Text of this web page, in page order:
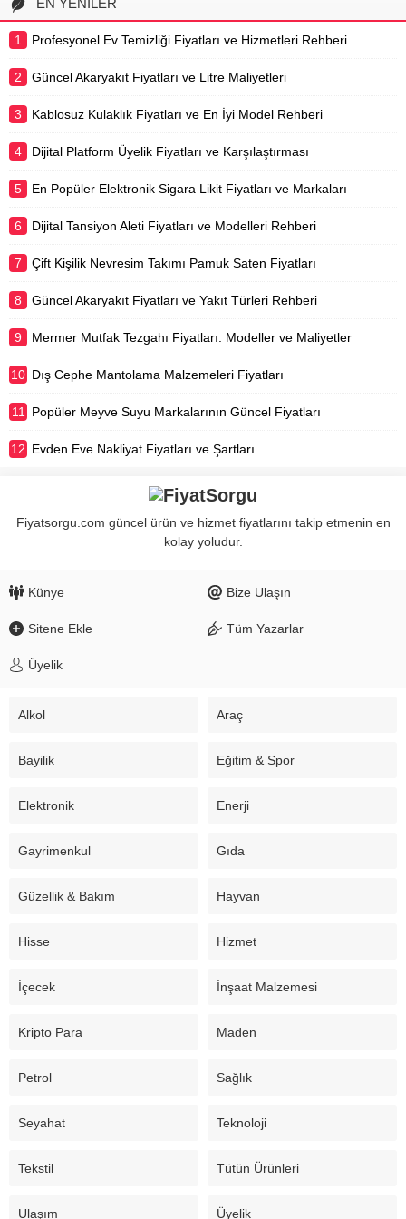
EN YENİLER
1 Profesyonel Ev Temizliği Fiyatları ve Hizmetleri Rehberi
2 Güncel Akaryakıt Fiyatları ve Litre Maliyetleri
3 Kablosuz Kulaklık Fiyatları ve En İyi Model Rehberi
4 Dijital Platform Üyelik Fiyatları ve Karşılaştırması
5 En Popüler Elektronik Sigara Likit Fiyatları ve Markaları
6 Dijital Tansiyon Aleti Fiyatları ve Modelleri Rehberi
7 Çift Kişilik Nevresim Takımı Pamuk Saten Fiyatları
8 Güncel Akaryakıt Fiyatları ve Yakıt Türleri Rehberi
9 Mermer Mutfak Tezgahı Fiyatları: Modeller ve Maliyetler
10 Dış Cephe Mantolama Malzemeleri Fiyatları
11 Popüler Meyve Suyu Markalarının Güncel Fiyatları
12 Evden Eve Nakliyat Fiyatları ve Şartları
Fiyatsorgu.com güncel ürün ve hizmet fiyatlarını takip etmenin en
kolay yoludur.
Künye Bize Ulaşın
Sitene Ekle Tüm Yazarlar
Üyelik
Alkol Araç
Bayilik Eğitim & Spor
Elektronik Enerji
Gayrimenkul Gıda
Güzellik & Bakım Hayvan
Hisse Hizmet
İçecek İnşaat Malzemesi
Kripto Para Maden
Petrol Sağlık
Seyahat Teknoloji
Tekstil Tütün Ürünleri
Ulaşım Üyelik